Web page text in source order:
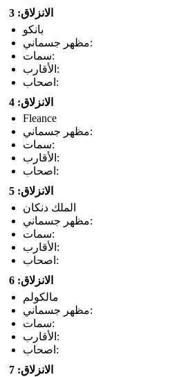
الانزلاق: 3
بانكو
مظهر جسماني:
سمات:
الأقارب:
اصحاب:
الانزلاق: 4
Fleance
مظهر جسماني:
سمات:
الأقارب:
اصحاب:
الانزلاق: 5
الملك دنكان
مظهر جسماني:
سمات:
الأقارب:
اصحاب:
الانزلاق: 6
مالكولم
مظهر جسماني:
سمات:
الأقارب:
اصحاب:
الانزلاق: 7